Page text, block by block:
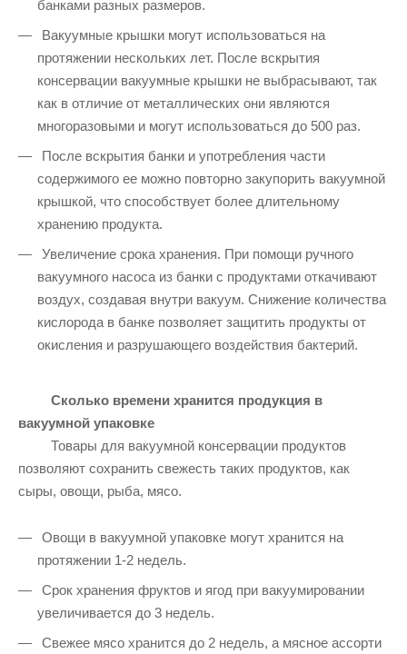
банками разных размеров.
Вакуумные крышки могут использоваться на
протяжении нескольких лет. После вскрытия
консервации вакуумные крышки не выбрасывают, так
как в отличие от металлических они являются
многоразовыми и могут использоваться до 500 раз.
После вскрытия банки и употребления части
содержимого ее можно повторно закупорить вакуумной
крышкой, что способствует более длительному
хранению продукта.
Увеличение срока хранения. При помощи ручного
вакуумного насоса из банки с продуктами откачивают
воздух, создавая внутри вакуум. Снижение количества
кислорода в банке позволяет защитить продукты от
окисления и разрушающего воздействия бактерий.
Сколько времени хранится продукция в
вакуумной упаковке
Товары для вакуумной консервации продуктов
позволяют сохранить свежесть таких продуктов, как
сыры, овощи, рыба, мясо.
Овощи в вакуумной упаковке могут хранится на
протяжении 1-2 недель.
Срок хранения фруктов и ягод при вакуумировании
увеличивается до 3 недель.
Свежее мясо хранится до 2 недель, а мясное ассорти